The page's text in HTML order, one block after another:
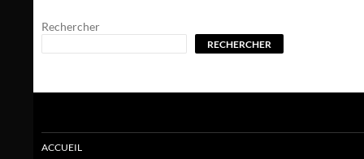
Rechercher
RECHERCHER
ACCUEIL